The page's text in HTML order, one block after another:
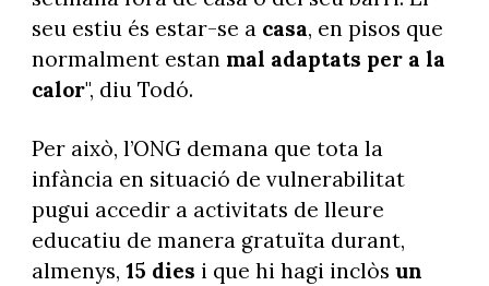
seu estiu és estar-se a casa, en pisos que
normalment estan mal adaptats per a la
calor", diu Todó.
Per això, l’ONG demana que tota la
infància en situació de vulnerabilitat
pugui accedir a activitats de lleure
educatiu de manera gratuïta durant,
almenys, 15 dies i que hi hagi inclòs un